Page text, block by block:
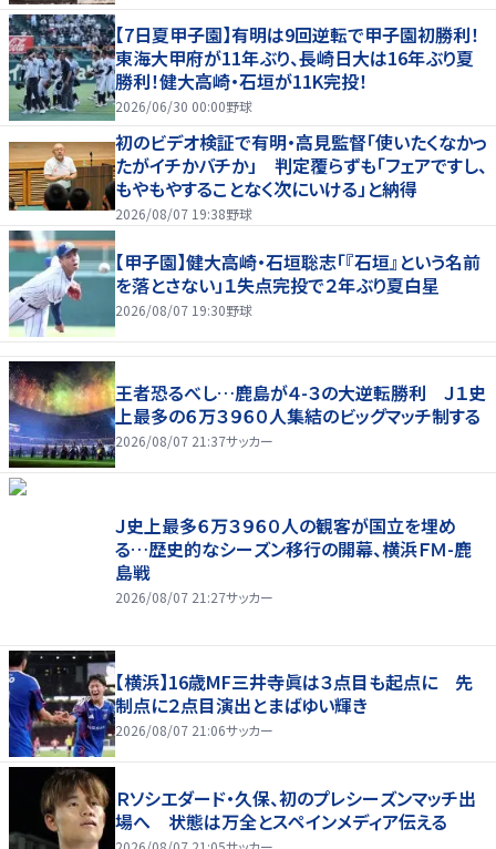
【7日夏甲子園】有明は9回逆転で甲子園初勝利！
東海大甲府が11年ぶり、長崎日大は16年ぶり夏
勝利！健大高崎・石垣が11K完投！
2026/06/30 00:00野球
初のビデオ検証で有明・高見監督「使いたくなかっ
たがイチかバチか」 判定覆らずも「フェアですし、
もやもやすることなく次にいける」と納得
2026/08/07 19:38野球
【甲子園】健大高崎・石垣聡志「『石垣』という名前
を落とさない」１失点完投で２年ぶり夏白星
2026/08/07 19:30野球
王者恐るべし…鹿島が４-３の大逆転勝利 Ｊ１史
上最多の６万３９６０人集結のビッグマッチ制する
2026/08/07 21:37サッカー
Ｊ史上最多６万３９６０人の観客が国立を埋め
る…歴史的なシーズン移行の開幕、横浜ＦＭ-鹿
島戦
2026/08/07 21:27サッカー
【横浜】16歳MF三井寺眞は３点目も起点に 先
制点に２点目演出とまばゆい輝き
2026/08/07 21:06サッカー
Ｒソシエダード・久保、初のプレシーズンマッチ出
場へ 状態は万全とスペインメディア伝える